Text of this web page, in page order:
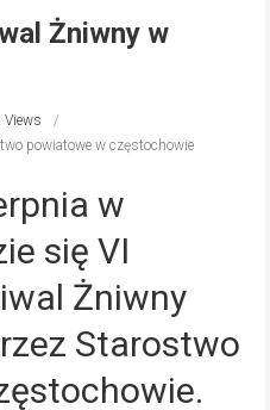
Żniwny w
Views
powiatowe w częstochowie
w
się VI
Żniwny
Starostwo